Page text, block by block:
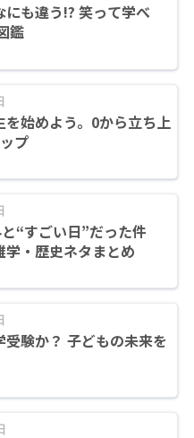
も違う!? 笑って学べ
鑑
を始めよう。0から立ち上
プ
“すごい日”だった件
・歴史ネタまとめ
験か？ 子どもの未来を